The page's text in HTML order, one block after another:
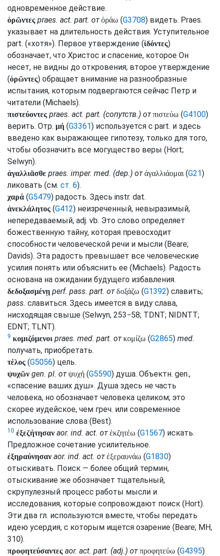
одновременное действие.
ὁρῶντες praes. act. part. от ὁράω (G3708) видеть. Praes.
указывает на длительность действия. Уступительное
part. («хотя»). Первое утверждение (ἰδόντες)
обозначает, что Христос и спасение, которое Он
несет, не видны до откровения; второе утверждение
(ὁρῶντες) обращает внимание на разнообразные
испытания, которым подвергаются сейчас Петр и
читатели (Michaels).
πιστεύοντες praes. act. part. (сопутств.) от πιστεύω (G4100)
верить. Отр. μή (G3361) используется с part. и здесь
введено как выражающее гипотезу, только для того,
чтобы обозначить все могущество веры (Hort;
Selwyn).
ἀγαλλιᾶσθε praes. imper. med. (dep.) от ἀγαλλιάομαι(G21)
ликовать (см. ст. 6).
χαρά (G5479) радость. Здесь instr. dat.
ἀνεκλάλητος (G412) неизреченный, невыразимый,
непередаваемый, adj. vb. Это слово определяет
божественную тайну, которая превосходит
способности человеческой речи и мысли (Beare;
Davids). Эта радость превышает все человеческие
усилия понять или объяснить ее (Michaels). Радость
основана на ожидании будущего избавления.
δεδοξασμένῃ perf. pass. part. от δοξάζω (G1392) славить;
pass. славиться. Здесь имеется в виду слава,
нисходящая свыше (Selwyn, 253−58; TDNT; NIDNTT;
EDNT; TLNT).
9 κομιζόμενοι praes. med. part. от κομίζω (G2865) med.
получать, приобретать.
τέλος (G5056) цель.
ψυχῶν gen. pl. от ψυχή (G5590) душа. Объектн. gen.,
«спасение ваших душ». Душа здесь не часть
человека, но обозначает человека целиком; это
скорее иудейское, чем греч. или современное
использование слова (Best).
10 ἐξεζήτησαν aor. ind. act. от ἐκζητέω (G1567) искать.
Предложное сочетание усилительное.
ἐξηραύνησαν aor. ind. act. от ἐξεραυνάω (G1830)
отыскивать. Поиск — более общий термин,
отыскивание же обозначает тщательный,
скрупулезный процесс работы мысли и
исследования, которые сопровождают поиск (Hort).
Эти два гл. используются вместе, чтобы передать
идею усердия, с которым ищется озарение (Beare; MH,
310).
προφητεύσαντες aor. act. part. (adj.) от προφητεύω (G4395)